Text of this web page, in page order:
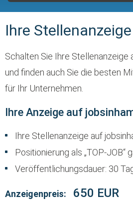
Ihre
Schalten Sie Ihre Stellenanzeige
und finden auch Sie die besten
für Ihr Unternehmen.
Ihre Anzeige auf
Ihre Stellenanzeige auf
Positionierung als „TOP-JOB“
Veröffentlichungsdauer: 30
Anzeigenpreis: 650 EUR